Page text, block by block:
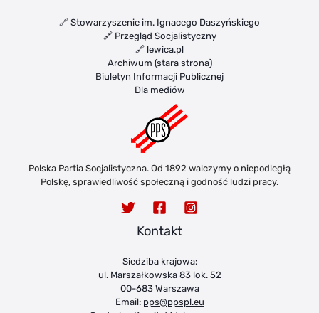
🔗 Stowarzyszenie im. Ignacego Daszyńskiego
🔗 Przegląd Socjalistyczny
🔗 lewica.pl
Archiwum (stara strona)
Biuletyn Informacji Publicznej
Dla mediów
Polska Partia Socjalistyczna. Od 1892 walczymy o niepodległą
Polskę, sprawiedliwość społeczną i godność ludzi pracy.
Kontakt
Siedziba krajowa:
ul. Marszałkowska 83 lok. 52
00-683 Warszawa
Email: pps@ppspl.eu